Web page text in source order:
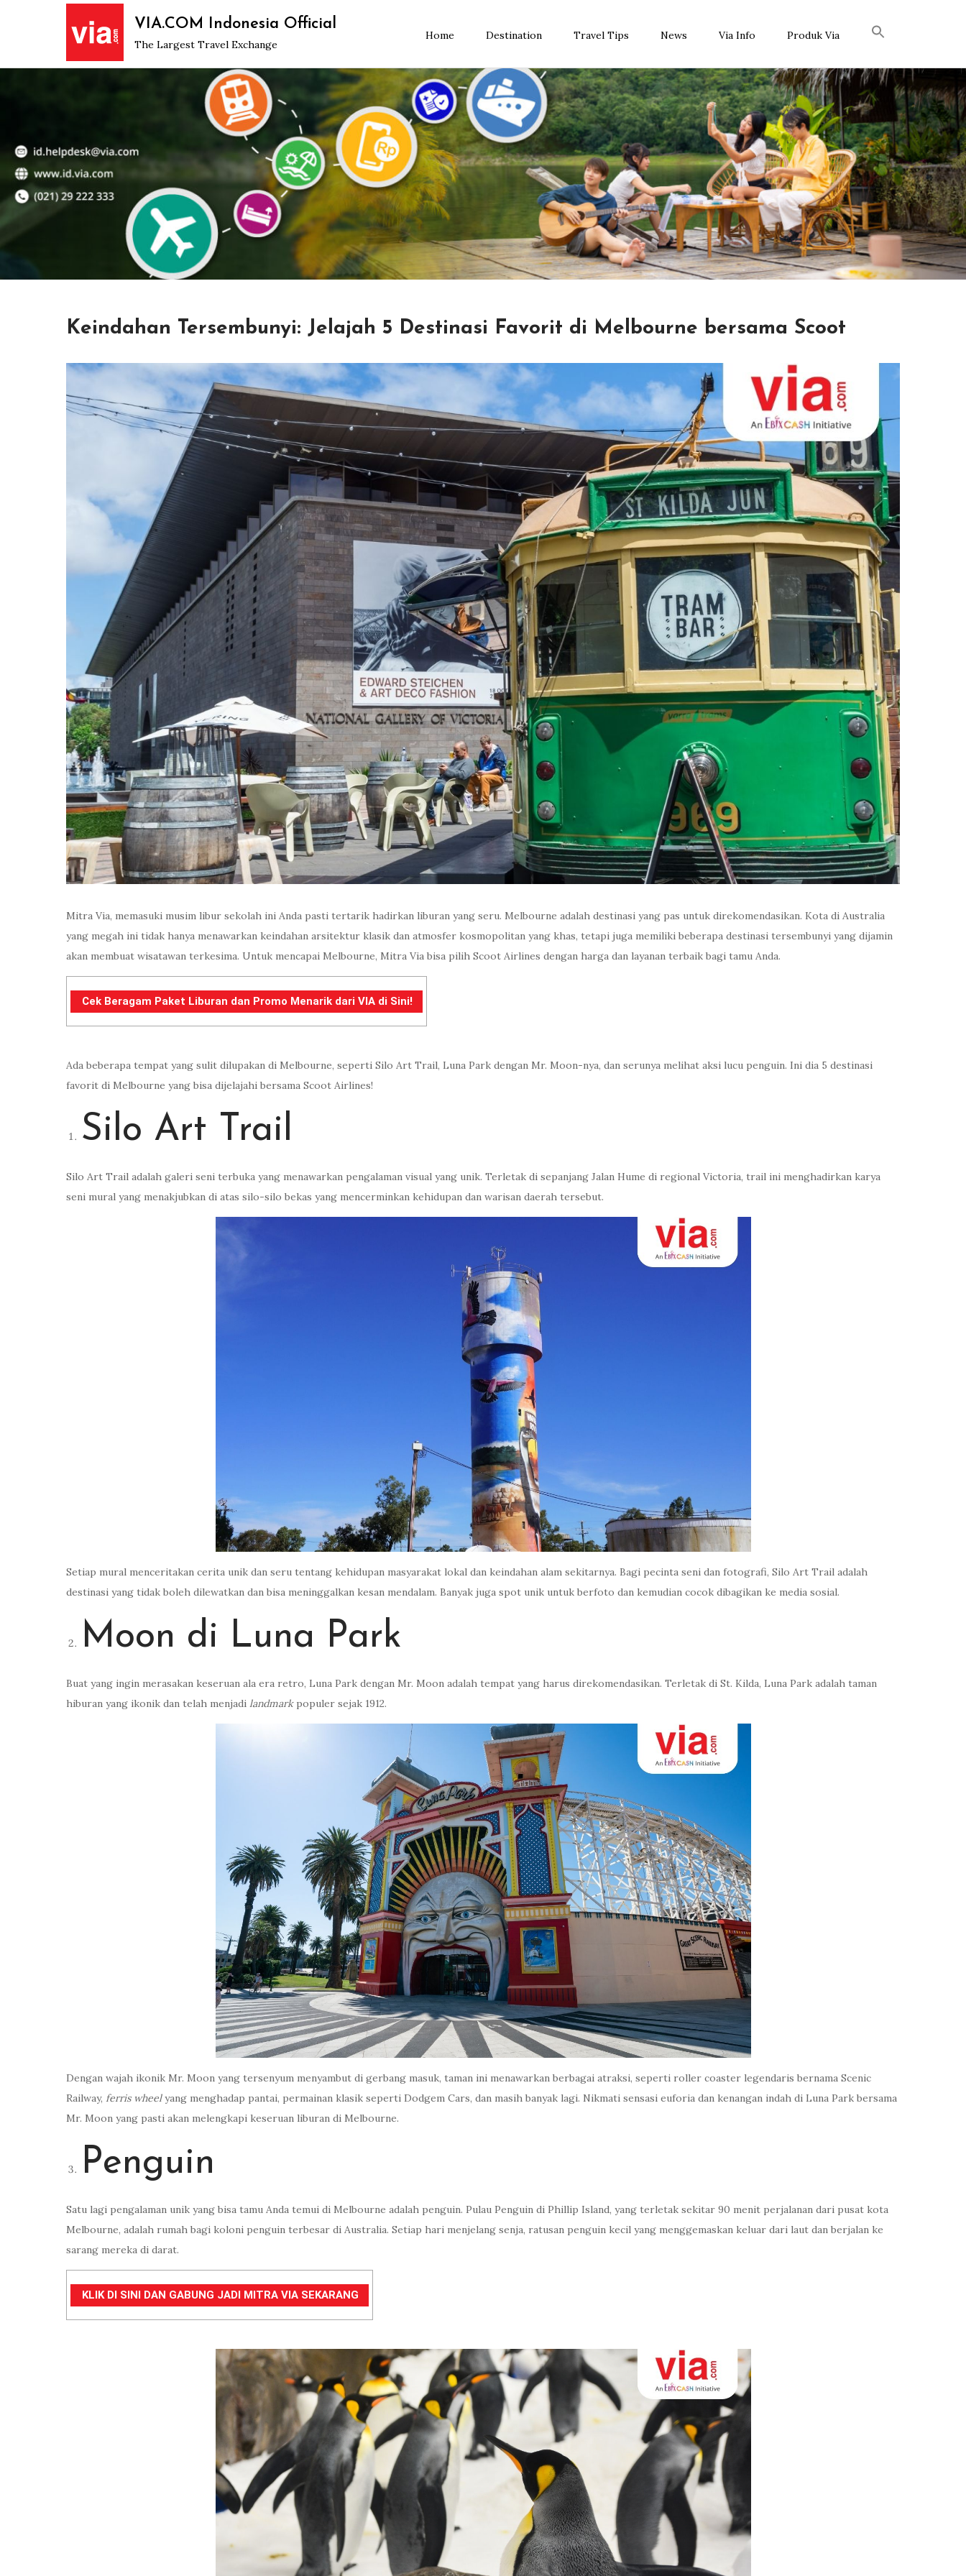
VIA.COM Indonesia Official
The Largest Travel Exchange
Home Destination Travel Tips News Via Info Produk Via
Keindahan Tersembunyi: Jelajah 5 Destinasi Favorit di Melbourne bersama Scoot
Mitra Via, memasuki musim libur sekolah ini Anda pasti tertarik hadirkan liburan yang seru. Melbourne adalah destinasi yang pas untuk direkomendasikan. Kota di Australia
yang megah ini tidak hanya menawarkan keindahan arsitektur klasik dan atmosfer kosmopolitan yang khas, tetapi juga memiliki beberapa destinasi tersembunyi yang dijamin
akan membuat wisatawan terkesima. Untuk mencapai Melbourne, Mitra Via bisa pilih Scoot Airlines dengan harga dan layanan terbaik bagi tamu Anda.
Cek Beragam Paket Liburan dan Promo Menarik dari VIA di Sini!
Ada beberapa tempat yang sulit dilupakan di Melbourne, seperti Silo Art Trail, Luna Park dengan Mr. Moon-nya, dan serunya melihat aksi lucu penguin. Ini dia 5 destinasi
favorit di Melbourne yang bisa dijelajahi bersama Scoot Airlines!
Silo Art Trail
Silo Art Trail adalah galeri seni terbuka yang menawarkan pengalaman visual yang unik. Terletak di sepanjang Jalan Hume di regional Victoria, trail ini menghadirkan karya
seni mural yang menakjubkan di atas silo-silo bekas yang mencerminkan kehidupan dan warisan daerah tersebut.
Setiap mural menceritakan cerita unik dan seru tentang kehidupan masyarakat lokal dan keindahan alam sekitarnya. Bagi pecinta seni dan fotografi, Silo Art Trail adalah
destinasi yang tidak boleh dilewatkan dan bisa meninggalkan kesan mendalam. Banyak juga spot unik untuk berfoto dan kemudian cocok dibagikan ke media sosial.
Moon di Luna Park
Buat yang ingin merasakan keseruan ala era retro, Luna Park dengan Mr. Moon adalah tempat yang harus direkomendasikan. Terletak di St. Kilda, Luna Park adalah taman
hiburan yang ikonik dan telah menjadi landmarkpopuler sejak 1912.
Dengan wajah ikonik Mr. Moon yang tersenyum menyambut di gerbang masuk, taman ini menawarkan berbagai atraksi, seperti roller coaster legendaris bernama Scenic
Railway, ferris wheelyang menghadap pantai, permainan klasik seperti Dodgem Cars, dan masih banyak lagi. Nikmati sensasi euforia dan kenangan indah di Luna Park bersama
Mr. Moon yang pasti akan melengkapi keseruan liburan di Melbourne.
Penguin
Satu lagi pengalaman unik yang bisa tamu Anda temui di Melbourne adalah penguin. Pulau Penguin di Phillip Island, yang terletak sekitar 90 menit perjalanan dari pusat kota
Melbourne, adalah rumah bagi koloni penguin terbesar di Australia. Setiap hari menjelang senja, ratusan penguin kecil yang menggemaskan keluar dari laut dan berjalan ke
sarang mereka di darat.
KLIK DI SINI DAN GABUNG JADI MITRA VIA SEKARANG